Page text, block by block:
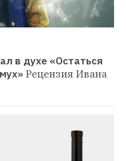
в духе «Остаться
Рецензия Ивана